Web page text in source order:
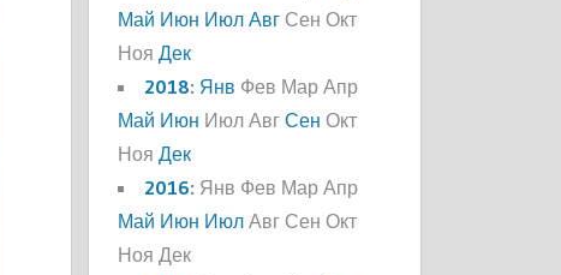
Май Июн Июл Авг Сен Окт
Ноя Дек
2018: Янв Фев Мар Апр
Май Июн Июл Авг Сен Окт
Ноя Дек
2016: Янв Фев Мар Апр
Май Июн Июл Авг Сен Окт
Ноя Дек